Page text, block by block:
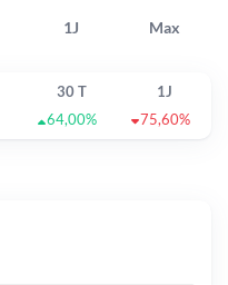
1J Max
30 T
1J
64,00% 75,60%